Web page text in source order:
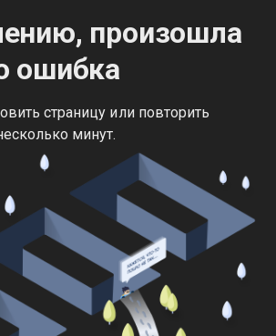
произошла
ошибка
страницу или повторить
минут.